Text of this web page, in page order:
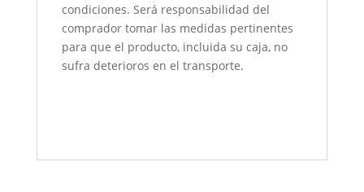
condiciones. Será responsabilidad del
comprador tomar las medidas pertinentes
para que el producto, incluida su caja, no
sufra deterioros en el transporte.